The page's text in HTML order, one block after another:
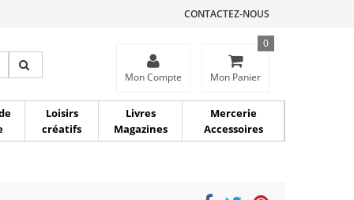
CONTACTEZ-NOUS
Mon Compte Mon Panier
0
Loisirs
créatifs
Livres
Magazines
Mercerie
Accessoires